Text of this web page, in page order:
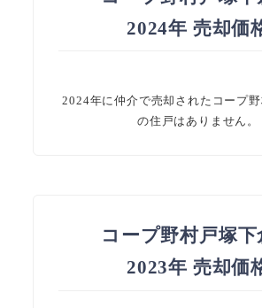
2024年 売却価
2024年に仲介で売却されたコープ
の住戸はありません。
コープ野村戸塚下
2023年 売却価